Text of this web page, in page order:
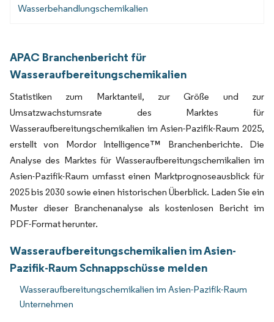
Wasserbehandlungschemikalien
APAC Branchenbericht für
Wasseraufbereitungschemikalien
Statistiken zum Marktanteil, zur Größe und zur
Umsatzwachstumsrate des Marktes für
Wasseraufbereitungschemikalien im Asien-Pazifik-Raum 2025,
erstellt von Mordor Intelligence™ Branchenberichte. Die
Analyse des Marktes für Wasseraufbereitungschemikalien im
Asien-Pazifik-Raum umfasst einen Marktprognoseausblick für
2025 bis 2030 sowie einen historischen Überblick. Laden Sie ein
Muster dieser Branchenanalyse als kostenlosen Bericht im
PDF-Format herunter.
Wasseraufbereitungschemikalien im Asien-
Pazifik-Raum Schnappschüsse melden
Wasseraufbereitungschemikalien im Asien-Pazifik-Raum
Unternehmen